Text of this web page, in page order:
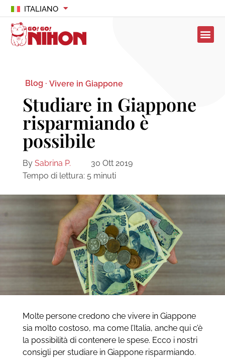
ITALIANO
Blog · Vivere in Giappone
Studiare in Giappone
risparmiando è
possibile
By Sabrina P.
30 Ott 2019
Tempo di lettura: 5 minuti
Molte persone credono che vivere in Giappone
sia molto costoso, ma come l’Italia, anche qui c’è
la possibilità di contenere le spese. Ecco i nostri
consigli per studiare in Giappone risparmiando.